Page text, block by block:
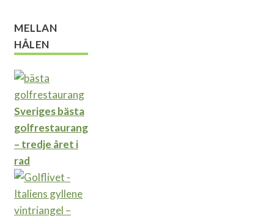
MELLAN
HÅLEN
Sveriges bästa
golfrestaurang
– tredje året i
rad